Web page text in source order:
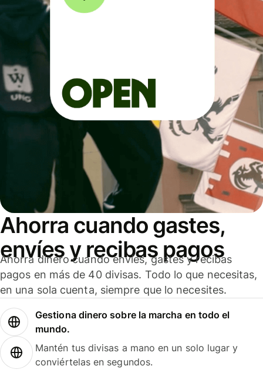
Ahorra cuando gastes,
envíes y recibas pagos
Ahorra dinero cuando envíes, gastes y recibas
pagos en más de 40 divisas. Todo lo que necesitas,
en una sola cuenta, siempre que lo necesites.
Gestiona dinero sobre la marcha en todo el
mundo.
Mantén tus divisas a mano en un solo lugar y
conviértelas en segundos.